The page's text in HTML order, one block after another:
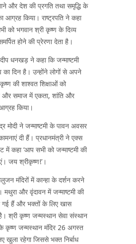
और देश की प्रगति तथा समृद्धि के
आग्रह किया। राष्ट्रपति ने कहा
को भगवान श्री कृष्ण के दिव्य
होने की प्रेरणा देता है।
धनखड़ ने कहा कि जन्माष्टमी
का दिन है। उन्‍होंने लोगों से अपने
की शाश्वत शिक्षाओं को
और समाज में एकता, शांति और
किया।
मोदी ने जन्माष्टमी के पावन अवसर
दी हैं। प्रधानमंत्री ने एक्स
में कहा ‘आप सभी को जन्माष्टमी की
जय श्रीकृष्ण!’।
मंदिरों में कान्हा के दर्शन करने
और वृंदावन में जन्माष्टमी की
गई हैं और भक्तों के लिए खास
श्री कृष्ण जन्मस्थान सेवा संस्थान
कृष्ण जन्मस्थान मंदिर 26 अगस्त
खुला रहेगा जिससे भक्त निर्बाध